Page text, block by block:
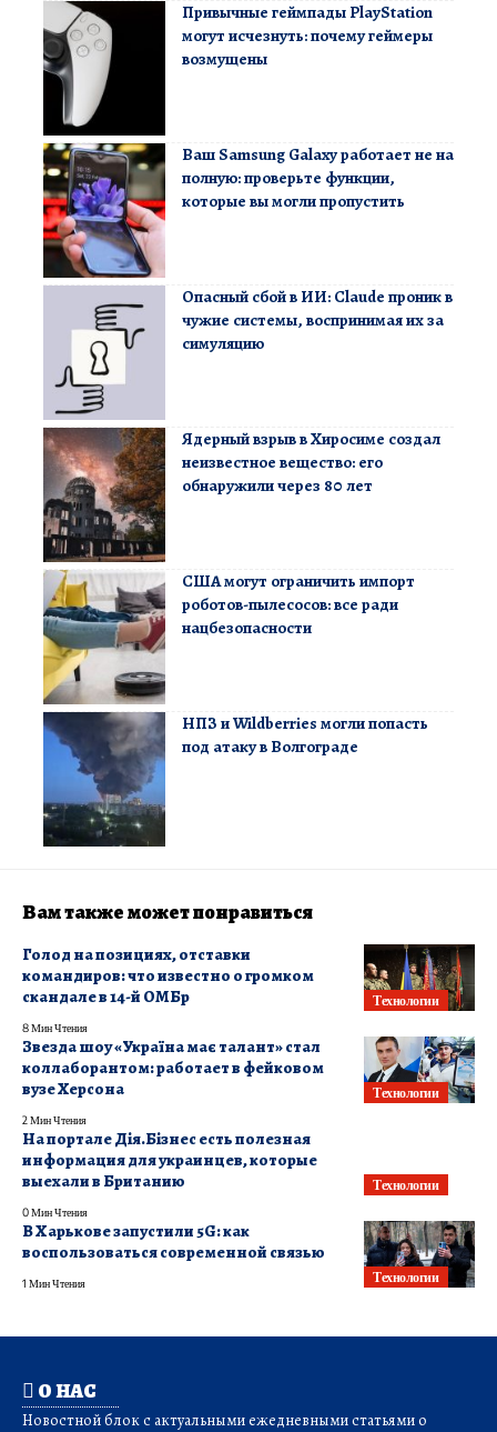
Привычные геймпады PlayStation
могут исчезнуть: почему геймеры
возмущены
Ваш Samsung Galaxy работает не на
полную: проверьте функции,
которые вы могли пропустить
Опасный сбой в ИИ: Claude проник в
чужие системы, воспринимая их за
симуляцию
Ядерный взрыв в Хиросиме создал
неизвестное вещество: его
обнаружили через 80 лет
США могут ограничить импорт
роботов-пылесосов: все ради
нацбезопасности
НПЗ и Wildberries могли попасть
под атаку в Волгограде
Вам также может понравиться
Технологии
Голод на позициях, отставки
командиров: что известно о громком
скандале в 14-й ОМБр
8 Мин Чтения
Технологии
Звезда шоу «Україна має талант» стал
коллаборантом: работает в фейковом
вузе Херсона
2 Мин Чтения
Технологии
На портале Дія.Бізнес есть полезная
информация для украинцев, которые
выехали в Британию
0 Мин Чтения
Технологии
В Харькове запустили 5G: как
воспользоваться современной связью
1 Мин Чтения
О НАС
Новостной блок с актуальными ежедневными статьями о